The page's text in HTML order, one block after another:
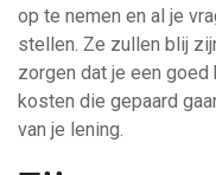
op te nemen en al je
stellen. Ze zullen blij
zorgen dat je een
kosten die gepaard
van je lening.